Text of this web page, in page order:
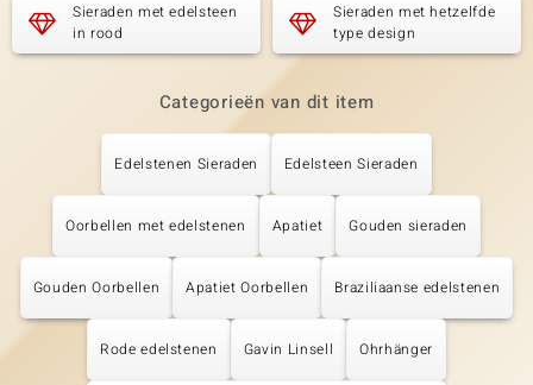
Sieraden met edelsteen
in rood
Sieraden met hetzelfde
type design
Categorieën van dit item
Edelstenen Sieraden Edelsteen Sieraden
Oorbellen met edelstenen Apatiet Gouden sieraden
Gouden Oorbellen Apatiet Oorbellen Braziliaanse edelstenen
Rode edelstenen Gavin Linsell Ohrhänger